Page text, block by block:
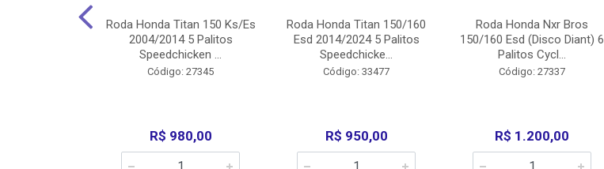
Roda Honda Titan 150 Ks/Es
2004/2014 5 Palitos
Speedchicken ...
Código: 27345
R$ 980,00
Roda Honda Titan 150/160
Esd 2014/2024 5 Palitos
Speedchicke...
Código: 33477
R$ 950,00
Roda Honda Nxr Bros
150/160 Esd (Disco Diant) 6
Palitos Cycl...
Código: 27337
R$ 1.200,00